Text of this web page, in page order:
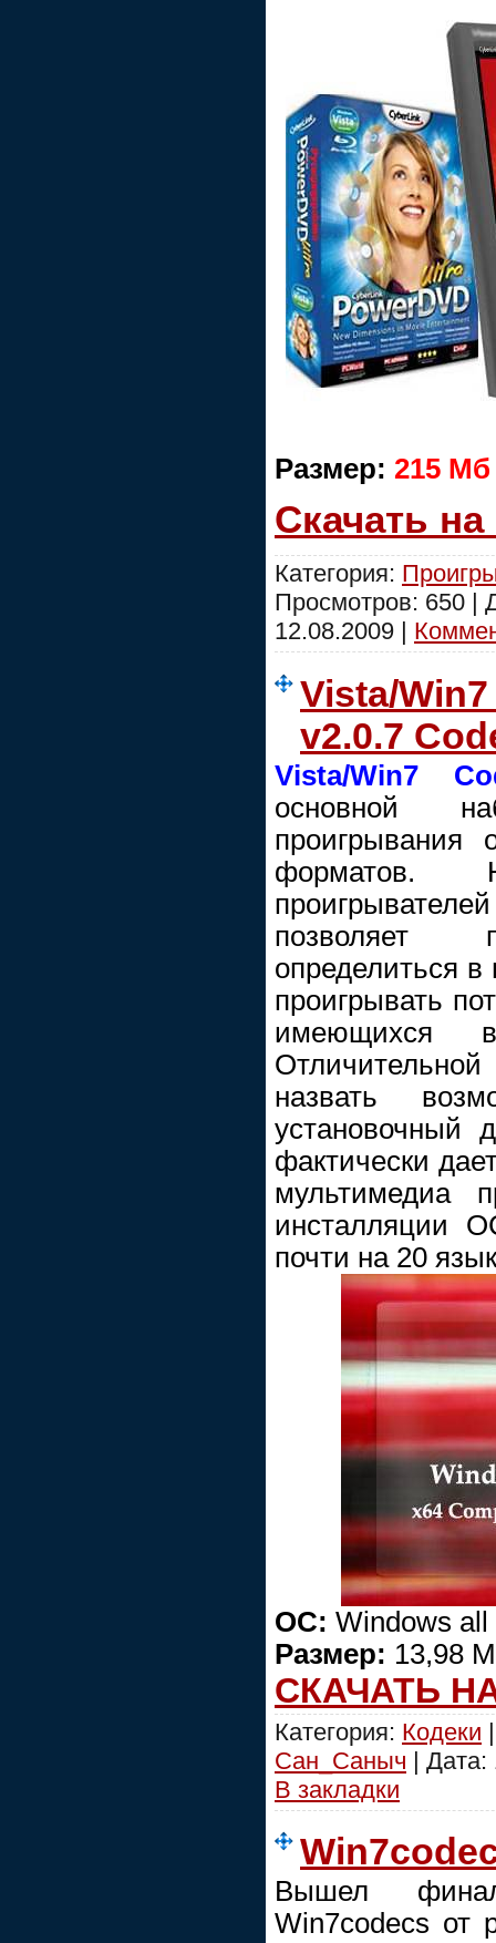
Размер: 215 Мб
Скачать
Категория:
Просмотров: 650 |
12.08.2009
Vista/
v2.0.7
Vista/Win7
основной
проигрывания
форматов.
позволяет
определиться
проигрывать
имеющихся
назвать
установочный
фактически
мультимедиа
инсталляции
почти на 20
ОС: Windows all
Размер: 13,98
СКАЧАТЬ
Категория: Кодеки
Сан_Саныч | Дата:
В закладки
Вышел
Win7codecs от